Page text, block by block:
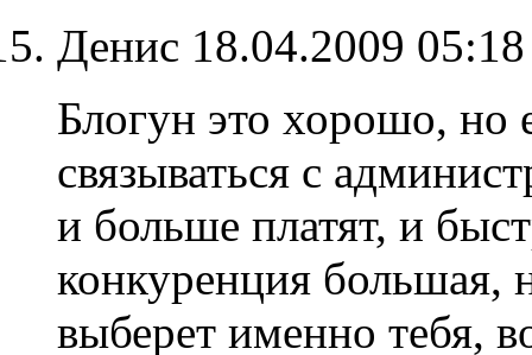
Денис 18.04.2009
Блогун это хорошо,
связываться с
и больше платят, и
конкуренция большая,
выберет именно тебя,